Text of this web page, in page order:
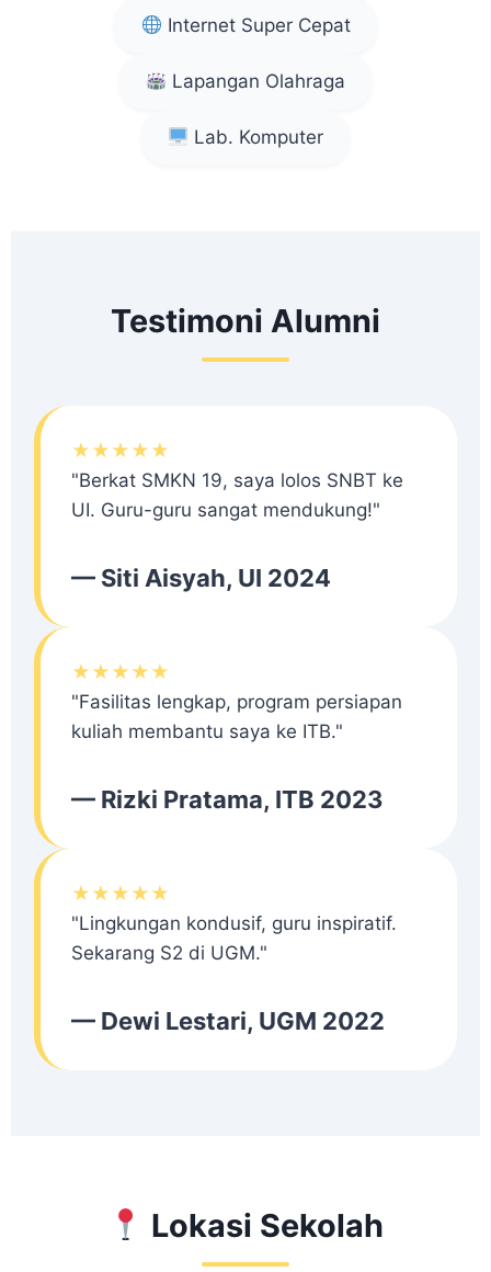
Internet Super Cepat
Lapangan Olahraga
Lab. Komputer
Testimoni Alumni
★★★★★
"Berkat SMKN 19, saya lolos SNBT ke
UI. Guru-guru sangat mendukung!"
— Siti Aisyah, UI 2024
★★★★★
"Fasilitas lengkap, program persiapan
kuliah membantu saya ke ITB."
— Rizki Pratama, ITB 2023
★★★★★
"Lingkungan kondusif, guru inspiratif.
Sekarang S2 di UGM."
— Dewi Lestari, UGM 2022
Lokasi Sekolah